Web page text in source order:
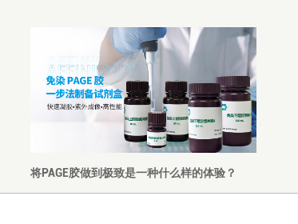
将PAGE胶做到极致是一种什么样的体验？